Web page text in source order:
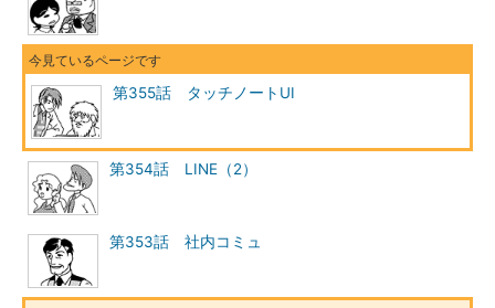
第355話 タッチノートUI
第354話 LINE（2）
第353話 社内コミュ